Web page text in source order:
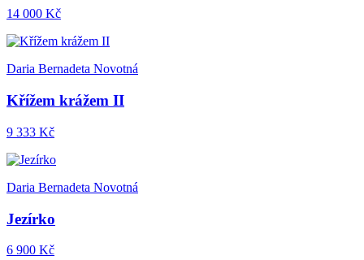
14 000 Kč
Daria Bernadeta Novotná
Křížem krážem II
9 333 Kč
Daria Bernadeta Novotná
Jezírko
6 900 Kč